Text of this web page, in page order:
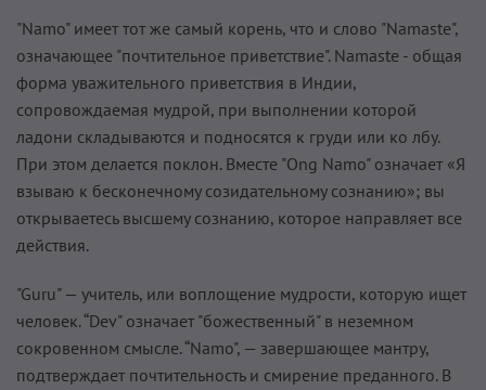
"Namo" имеет тот же самый корень, что и слово "Namaste",
означающее "почтительное приветствие". Namaste - общая
форма уважительного приветствия в Индии,
сопровождаемая мудрой, при выполнении которой
ладони складываются и подносятся к груди или ко лбу.
При этом делается поклон. Вместе "Ong Namo" означает «Я
взываю к бесконечному созидательному сознанию»; вы
открываетесь высшему сознанию, которое направляет все
действия.
"Guru" — учитель, или воплощение мудрости, которую ищет
человек. “Dev" означает "божественный" в неземном
сокровенном смысле. “Namo", — завершающее мантру,
подтверждает почтительность и смирение преданного. В